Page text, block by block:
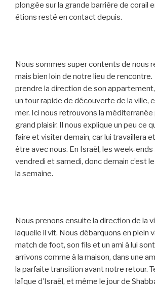
plongée sur la grande barrière de corail
étions resté en contact depuis.
Nous sommes super contents de nous
mais bien loin de notre lieu de
prendre la direction de son
un tour rapide de découverte de la ville,
mer. Ici nous retrouvons la
grand plaisir. Il nous explique un peu ce
faire et visiter demain, car lui travaillera
être avec nous. En Israël, les week-ends
vendredi et samedi, donc demain c’est
la semaine.
Nous prenons ensuite la direction de la
laquelle il vit. Nous débarquons en plein
match de foot, son fils et un ami à lui
arrivons comme à la maison, dans une
la parfaite transition avant notre retour.
laïque d’Israël, et même le jour de